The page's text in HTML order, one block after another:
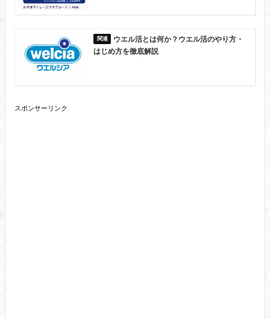
ウエル活とは何か？ウエル活のやり方・
はじめ方を徹底解説
スポンサーリンク